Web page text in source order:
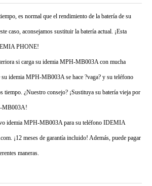
es normal que el rendimiento de la batería de su
caso, aconsejamos sustituir la batería actual. ¡Esta
PHONE!
si carga su idemia MPH-MB003A con mucha
su idemia MPH-MB003A se hace ?vaga? y su teléfono
tiempo. ¿Nuestro consejo? ¡Sustituya su batería vieja por
MB003A!
idemia MPH-MB003A para su teléfono IDEMIA
¡12 meses de garantía incluido! Además, puede pagar
maneras.